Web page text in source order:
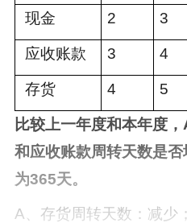
现金 2 3
应收账款 3 4
存货 4 5
比较上一年度和本年度
和应收账款周转天数是
为365天。
A、存货周转天数：减少